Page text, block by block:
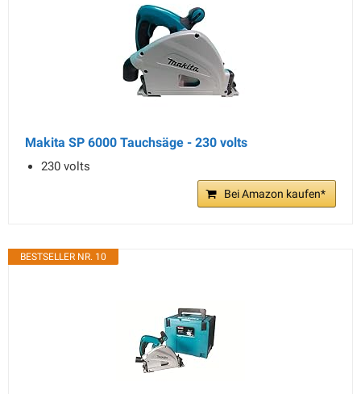
Makita SP 6000 Tauchsäge - 230 volts
230 volts
Bei Amazon kaufen*
BESTSELLER NR. 10